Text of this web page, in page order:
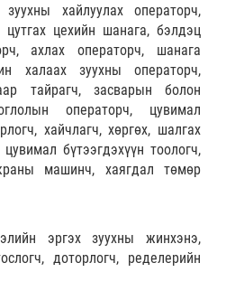
хайлуулах операторч,
цутгах цехийн шанага, бэлдэц
ахлах операторч, шанага
халаах зуухны операторч,
тайрагч, засварын болон
операторч, цувимал
хайчлагч, хөргөх, шалгах
бүтээгдэхүүн тоологч,
машинч, хаягдал төмөр
эргэх зуухны жинхэнэ,
доторлогч, ределерийн